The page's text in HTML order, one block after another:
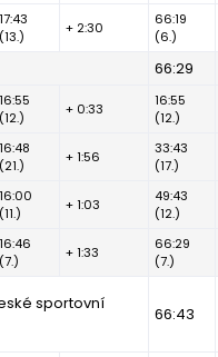
17:43
(13.)
+ 2:30
66:19
(6.)
66:29
16:55
(12.)
+ 0:33
16:55
(12.)
16:48
(21.)
+ 1:56
33:43
(17.)
16:00
(11.)
+ 1:03
49:43
(12.)
16:46
(7.)
+ 1:33
66:29
(7.)
sportovní
66:43